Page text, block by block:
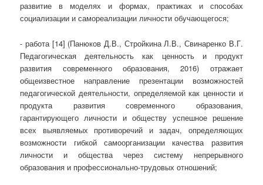
развитие в моделях и формах, практиках и способах
социализации и самореализации личности обучающегося;
- работа [14] (Панюков Д.В., Стройкина Л.В., Свинаренко В.Г.
Педагогическая деятельность как ценность и продукт
развития современного образования, 2016) отражает
общеизвестное направление презентации возможностей
педагогической деятельности, определяемой как ценности и
продукта развития современного образования,
гарантирующего личности и обществу успешное решение
всех выявляемых противоречий и задач, определяющих
возможности гибкой самоорганизации качества развития
личности и общества через систему непрерывного
образования и профессионально-трудовых отношений;